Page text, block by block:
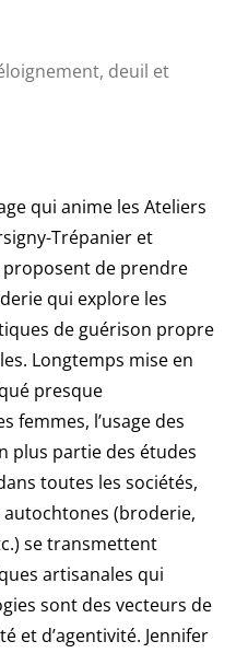
deuil et
qui anime les Ateliers
Trépanier et
proposent de prendre
qui explore les
de guérison propre
Longtemps mise en
presque
femmes, l’usage des
plus partie des études
toutes les sociétés,
(broderie,
se transmettent
artisanales qui
sont des vecteurs de
et d’agentivité. Jennifer